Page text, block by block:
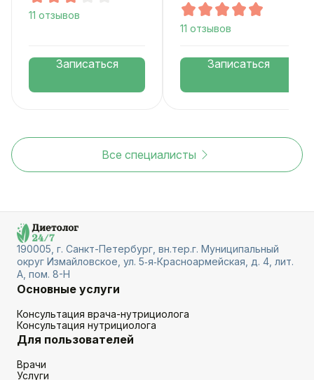
11 отзывов
Записаться
11 отзывов
Записаться
Все специалисты
190005, г. Санкт-Петербург, вн.тер.г. Муниципальный
округ Измайловское, ул. 5‑я‑Красноармейская, д. 4, лит.
А, пом. 8-Н
Основные услуги
Консультация врача-нутрициолога
Консультация нутрициолога
Для пользователей
Врачи
Услуги